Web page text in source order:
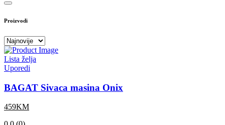
Proizvodi
Lista želja
Uporedi
BAGAT Sivaca masina Onix
459KM